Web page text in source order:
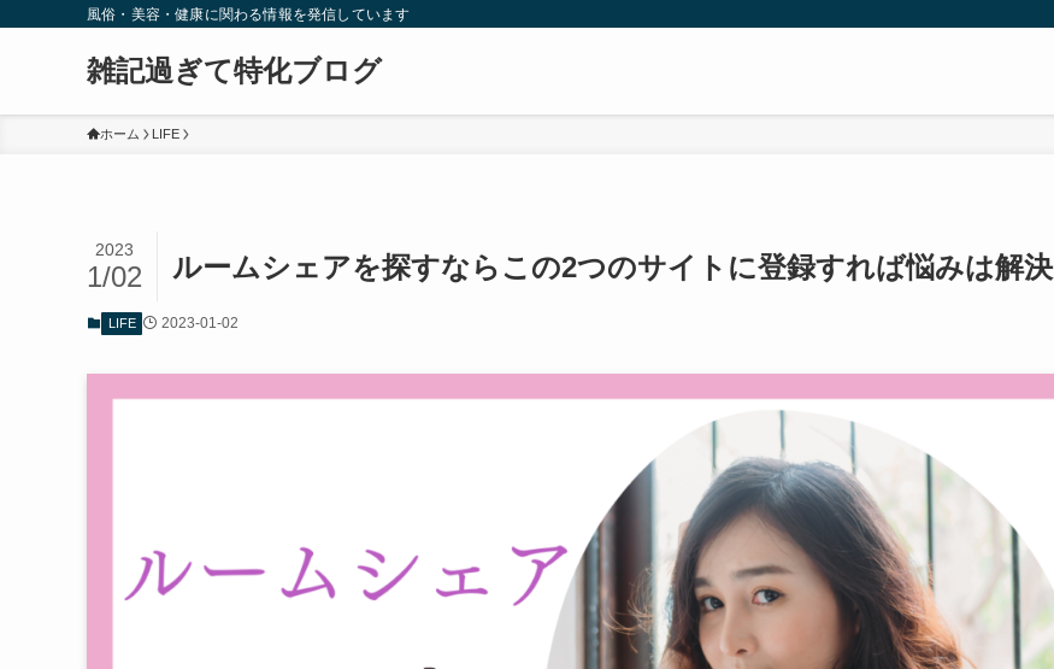
風俗・美容・健康に関わる情報を発信しています
雑記過ぎて特化ブログ
ホーム LIFE
ルームシェアを探すならこの2つのサイトに登録すれば悩みは解決
2023
1/02
LIFE 2023-01-02